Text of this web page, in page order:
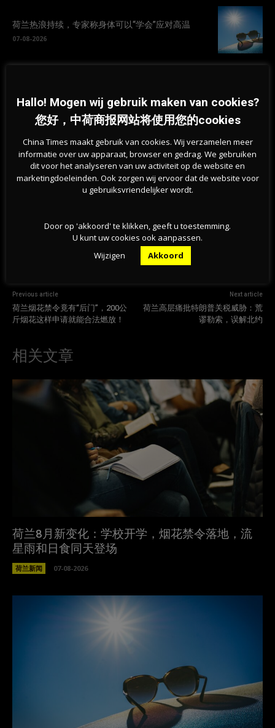
荷兰热浪持续，专家称身体可以“学会”应对高温
07-08-2026
07-08-2026
旱情持续加剧，莱茵河洛比特水位创新低，荷兰拒
绝全国统一行动
07-08-2026
Previous article
荷兰烟花禁令竟有“后门”，200公
斤烟花这样申请就能合法燃放！
Next article
荷兰高层痛批特朗普关税威胁：荒
谬勒索，误解北约
相关文章
荷兰8月新变化：学校开学，烟花禁令落地，流
星雨和日食同天登场
荷兰新闻 07-08-2026
Hallo! Mogen wij gebruik maken van cookies?
您好，中荷商报网站将使用您的cookies
China Times maakt gebruik van cookies. Wij verzamelen meer
informatie over uw apparaat, browser en gedrag. We gebruiken
dit voor het analyseren van uw activiteit op de website en
marketingdoeleinden. Ook zorgen wij ervoor dat de website voor
u gebruiksvriendelijker wordt.
Door op 'akkoord' te klikken, geeft u toestemming.
U kunt uw cookies ook aanpassen.
Wijzigen
Akkoord